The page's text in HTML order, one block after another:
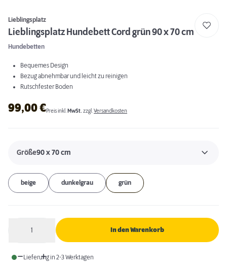
Lieblingsplatz
Lieblingsplatz Hundebett Cord grün 90 x 70 cm
Hundebetten
Bequemes Design
Bezug abnehmbar und leicht zu reinigen
Rutschfester Boden
99,00€Preis inkl. MwSt. zzgl.Versandkosten
Größe90 x 70 cm
beige dunkelgrau grün
1 In den Warenkorb
Lieferung in 2-3 Werktagen